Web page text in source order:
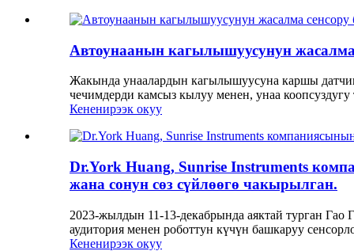
Автоунаанын кагылышуусунун
Жакында унаалардын кагылышуусуна каршы
чечимдерди камсыз кылуу менен, унаа
Кененирээк окуу
Dr.York Huang, Sunrise Instruments
жана сонун сөз сүйлөөгө чакырылган.
2023-жылдын 11-13-декабрында аяктай турган
аудитория менен роботтун күчүн башкаруу
Кененирээк окуу